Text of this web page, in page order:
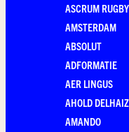
ASCRUM RUGBY
AMSTERDAM
ABSOLUT
ADFORMATIE
AER LINGUS
AHOLD
AMANDO